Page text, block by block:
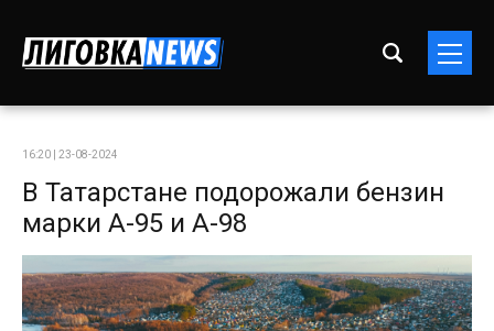
16:20 | 23-08-2024
В Татарстане подорожали бензин
марки А-95 и А-98